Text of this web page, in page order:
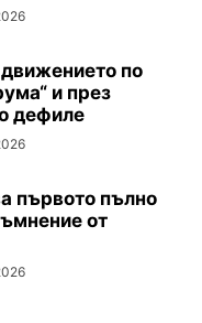
по
и през
дефиле
първото пълно
от